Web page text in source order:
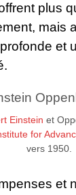
plus
mais
et
Einstein et
for
vers 1950.
et